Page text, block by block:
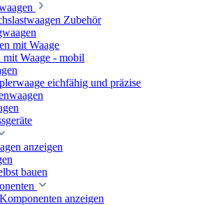
Zubehör
mit Waage
mit Waage - mobil
eichfähig und präzise
anzeigen
bauen
anzeigen